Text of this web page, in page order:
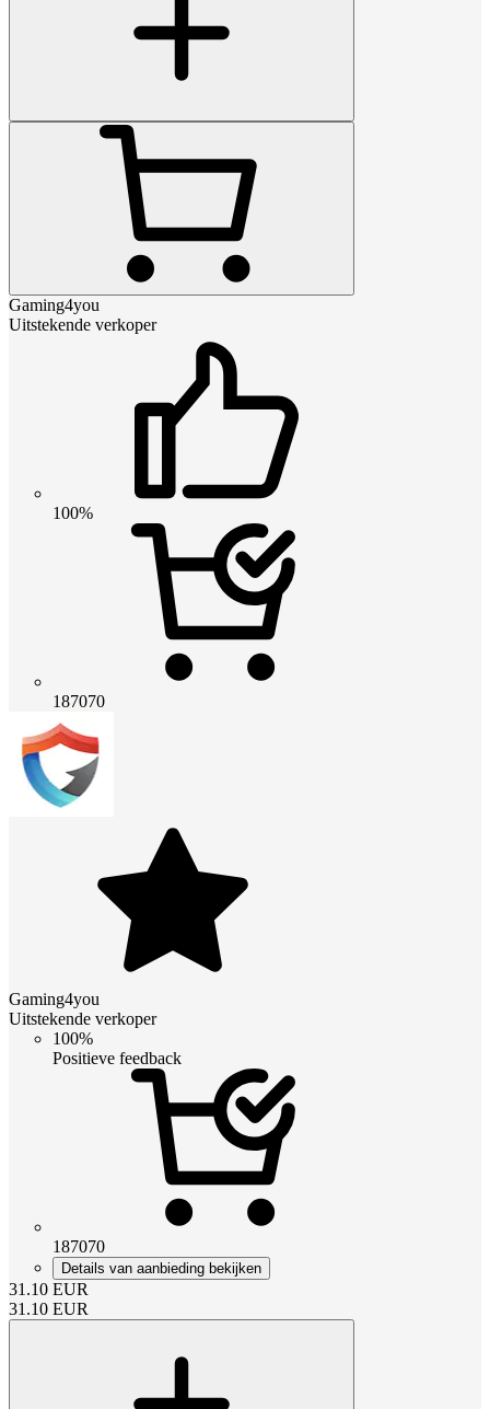
Gaming4you
Uitstekende verkoper
100%
187070
Gaming4you
Uitstekende verkoper
100%
Positieve feedback
187070
Details van aanbieding bekijken
31.10 EUR
31.10 EUR